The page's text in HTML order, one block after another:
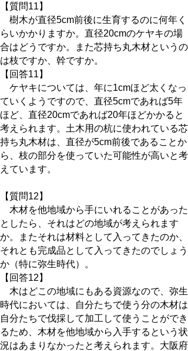
【質問11】
樹木が直径5cm前後に生育するのに何年く
らいかかりますか。直径20cmのケヤキの場
合はどうですか。また芯持ち丸木材というの
は枝ですか、幹ですか。
【回答11】
ケヤキについては、年に1cmほど太くなっ
ていくようですので、直径5cmであれば5年
ほど、直径20cmであれば20年ほどかかると
考えられます。土木用の杭に使われている芯
持ち丸木材は、直径が5cm前後であることか
ら、枝の部分を使っていた可能性が高いと考
えています。
【質問12】
木材を他地域から手にいれることがあった
としたら、それはどの地域が考えられます
か。またそれは材料として入ってきたのか、
それとも完成品として入ってきたのでしょう
か（特に弥生時代）。
【回答12】
木はどこの地域にもある資源なので、弥生
時代においては、自分たちで使う分の木材は
自分たちで伐採して加工して使うことができ
るため、木材を他地域から入手するという状
況はあまりなかったと考えられます。大阪府